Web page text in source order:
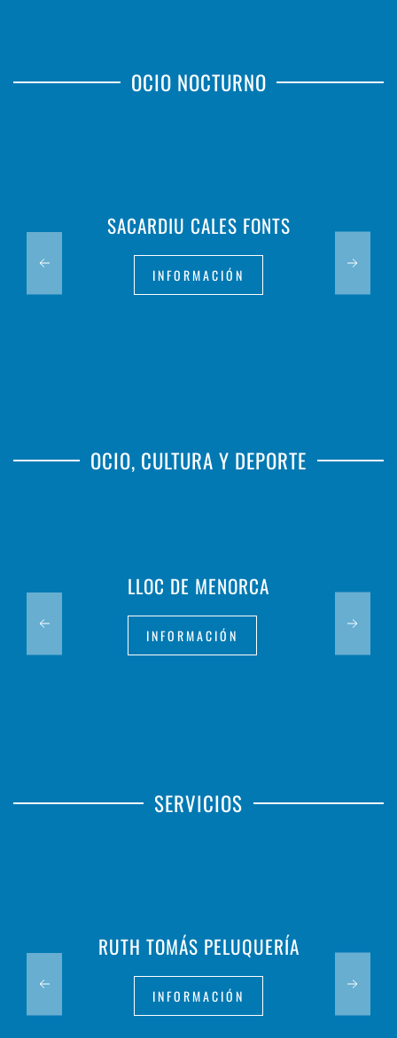
OCIO NOCTURNO
SACARDIU CALES FONTS
INFORMACIÓN
OCIO, CULTURA Y DEPORTE
LLOC DE MENORCA
INFORMACIÓN
SERVICIOS
RUTH TOMÁS PELUQUERÍA
INFORMACIÓN